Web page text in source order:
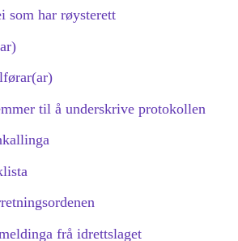
som har røysterett
til å underskrive protokollen
frå idrettslaget